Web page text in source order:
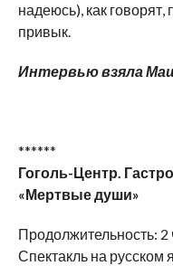
надеюсь), как
привык.
Интервью взяла
******
Гоголь-Центр.
«Мертвые души»
Продолжительность: 2
Спектакль на русском